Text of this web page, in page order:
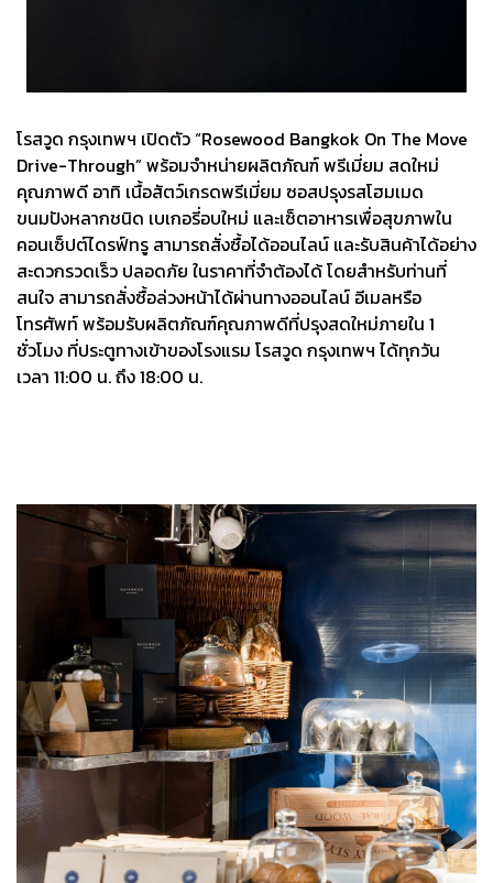
โรสวูด กรุงเทพฯ เปิดตัว “Rosewood Bangkok On The Move
Drive-Through” พร้อมจำหน่ายผลิตภัณฑ์ พรีเมี่ยม สดใหม่
คุณภาพดี อาทิ เนื้อสัตว์เกรดพรีเมี่ยม ซอสปรุงรสโฮมเมด
ขนมปังหลากชนิด เบเกอรี่อบใหม่ และเซ็ตอาหารเพื่อสุขภาพใน
คอนเซ็ปต์ไดรฟ์ทรู สามารถสั่งซื้อได้ออนไลน์ และรับสินค้าได้อย่าง
สะดวกรวดเร็ว ปลอดภัย ในราคาที่จำต้องได้ โดยสำหรับท่านที่
สนใจ สามารถสั่งซื้อล่วงหน้าได้ผ่านทางออนไลน์ อีเมลหรือ
โทรศัพท์ พร้อมรับผลิตภัณฑ์คุณภาพดีที่ปรุงสดใหม่ภายใน 1
ชั่วโมง ที่ประตูทางเข้าของโรงแรม โรสวูด กรุงเทพฯ ได้ทุกวัน
เวลา 11:00 น. ถึง 18:00 น.